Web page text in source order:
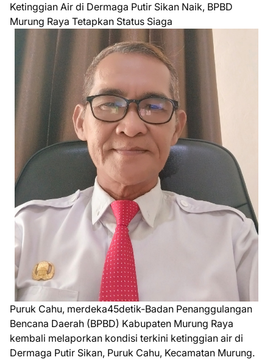
Ketinggian Air di Dermaga Putir Sikan Naik, BPBD
Murung Raya Tetapkan Status Siaga
Puruk Cahu, merdeka45detik-Badan Penanggulangan
Bencana Daerah (BPBD) Kabupaten Murung Raya
kembali melaporkan kondisi terkini ketinggian air di
Dermaga Putir Sikan, Puruk Cahu, Kecamatan Murung.